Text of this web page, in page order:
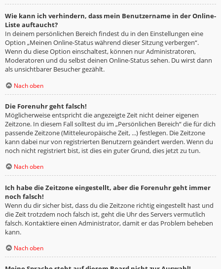
Wie kann ich verhindern, dass mein Benutzername in der Online-
Liste auftaucht?
In deinem persönlichen Bereich findest du in den Einstellungen eine
Option „Meinen Online-Status während dieser Sitzung verbergen“.
Wenn du diese Option einschaltest, können nur Administratoren,
Moderatoren und du selbst deinen Online-Status sehen. Du wirst dann
als unsichtbarer Besucher gezählt.
Nach oben
Die Forenuhr geht falsch!
Möglicherweise entspricht die angezeigte Zeit nicht deiner eigenen
Zeitzone. In diesem Fall solltest du im „Persönlichen Bereich“ die für dich
passende Zeitzone (Mitteleuropäische Zeit, ...) festlegen. Die Zeitzone
kann dabei nur von registrierten Benutzern geändert werden. Wenn du
noch nicht registriert bist, ist dies ein guter Grund, dies jetzt zu tun.
Nach oben
Ich habe die Zeitzone eingestellt, aber die Forenuhr geht immer
noch falsch!
Wenn du dir sicher bist, dass du die Zeitzone richtig eingestellt hast und
die Zeit trotzdem noch falsch ist, geht die Uhr des Servers vermutlich
falsch. Kontaktiere einen Administrator, damit er das Problem beheben
kann.
Nach oben